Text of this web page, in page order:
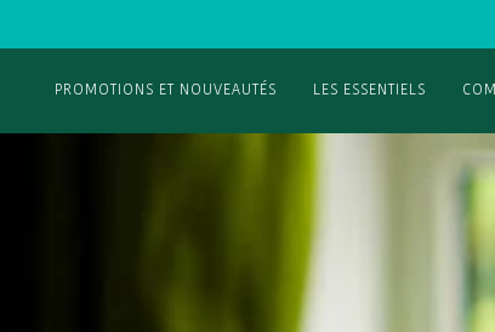
PROMOTIONS ET NOUVEAUTÉS LES ESSENTIELS